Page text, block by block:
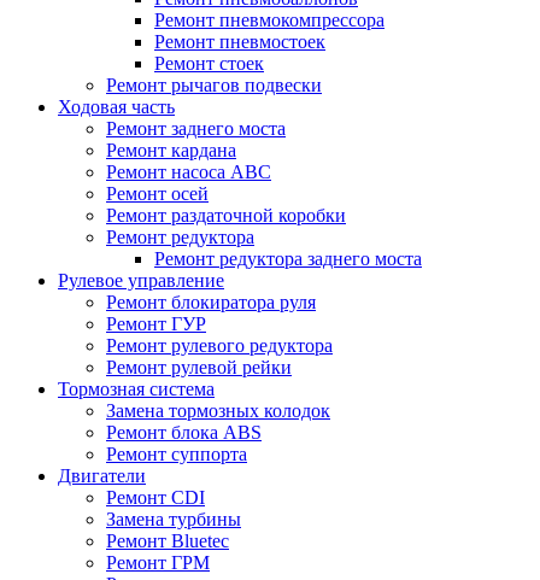
Ремонт пневмокомпрессора
Ремонт пневмостоек
Ремонт стоек
Ремонт рычагов подвески
Ходовая часть
Ремонт заднего моста
Ремонт кардана
Ремонт насоса ABC
Ремонт осей
Ремонт раздаточной коробки
Ремонт редуктора
Ремонт редуктора заднего моста
Рулевое управление
Ремонт блокиратора руля
Ремонт ГУР
Ремонт рулевого редуктора
Ремонт рулевой рейки
Тормозная система
Замена тормозных колодок
Ремонт блока ABS
Ремонт суппорта
Двигатели
Ремонт CDI
Замена турбины
Ремонт Bluetec
Ремонт ГРМ